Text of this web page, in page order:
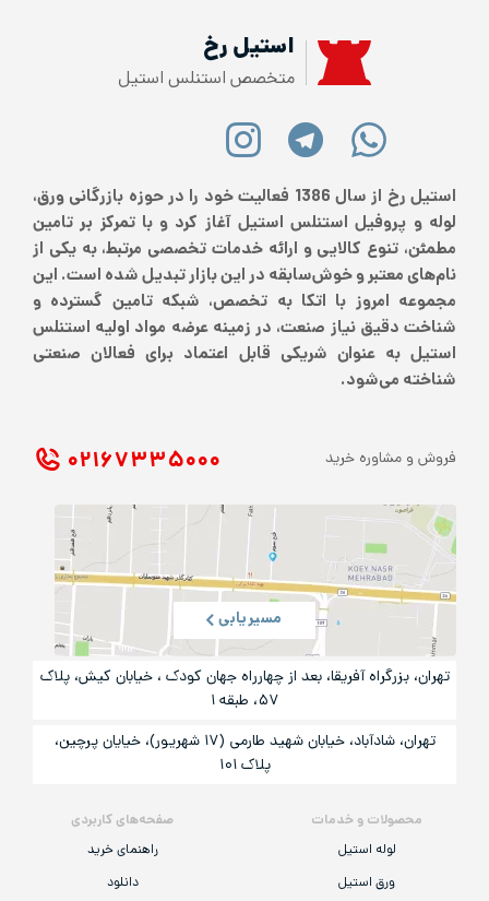
استیل رخ
متخصص استنلس استیل
استیل رخ از سال 1386 فعالیت خود را در حوزه بازرگانی ورق،
لوله و پروفیل استنلس استیل آغاز کرد و با تمرکز بر تامین
مطمئن، تنوع کالایی و ارائه خدمات تخصصی مرتبط، به یکی از
نام‌های معتبر و خوش‌سابقه در این بازار تبدیل شده است. این
مجموعه امروز با اتکا به تخصص، شبکه تامین گسترده و
شناخت دقیق نیاز صنعت، در زمینه عرضه مواد اولیه استنلس
استیل به عنوان شریکی قابل اعتماد برای فعالان صنعتی
شناخته می‌شود.
محصولات و خدمات
لوله استیل
ورق استیل
صفحه‌های کاربردی
راهنمای خرید
دانلود
فروش و مشاوره خرید ۰۲۱ ۶۷۳۳۵۰۰۰
مسیریابی
تهران، بزرگراه آفریقا، بعد از چهارراه جهان کودک ، خیابان کیش، پلاک
۵۷، طبقه ۱
تهران، شادآباد، خیابان شهید طارمی (۱۷ شهریور)، خیایان پرچین،
پلاک ۱۰۱